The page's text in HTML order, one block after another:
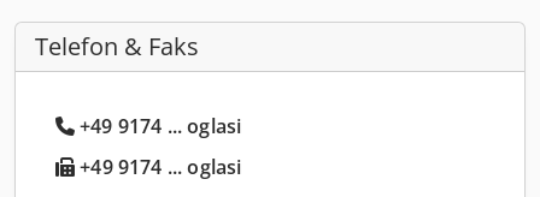
Telefon & Faks
+49 9174 ... oglasi
+49 9174 ... oglasi